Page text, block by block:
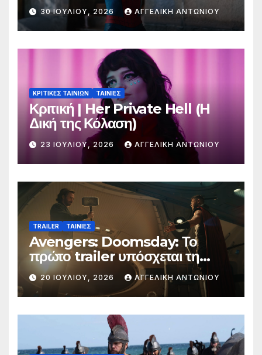
30 ΙΟΥΛΊΟΥ, 2026 ΑΓΓΕΛΙΚΉ ΑΝΤΩΝΊΟΥ
ΚΡΙΤΙΚΕΣ ΤΑΙΝΙΩΝ ΤΑΙΝΙΕΣ
Κριτική | Her Private Hell (H
Δική της Κόλαση)
23 ΙΟΥΛΊΟΥ, 2026 ΑΓΓΕΛΙΚΉ ΑΝΤΩΝΊΟΥ
TRAILER ΤΑΙΝΙΕΣ
Avengers: Doomsday: Το
πρώτο trailer υπόσχεται τη
μεγαλύτερη μάχη στην ιστορία
της Marvel
20 ΙΟΥΛΊΟΥ, 2026 ΑΓΓΕΛΙΚΉ ΑΝΤΩΝΊΟΥ